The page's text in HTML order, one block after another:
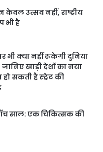
केवल उत्सव नहीं, राष्ट्रीय
भी है
भी क्या नहीं रुकेगी दुनिया
खाड़ी देशों का नया
सकती है स्ट्रेट की
साल: एक चिकित्सक की